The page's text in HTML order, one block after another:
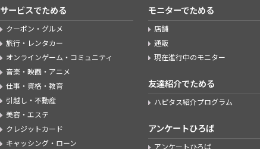
サービスでためる
クーポン・グルメ
旅行・レンタカー
オンラインゲーム・コミュニティ
音楽・映画・アニメ
仕事・資格・教育
引越し・不動産
美容・エステ
クレジットカード
キャッシング・ローン
モニターでためる
店舗
通販
現在進行中のモニター
友達紹介でためる
ハピタス紹介プログラム
アンケートひろば
アンケートひろば